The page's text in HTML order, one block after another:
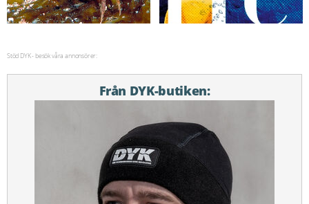
Stöd DYK - besök våra annonsörer:
Från DYK-butiken: